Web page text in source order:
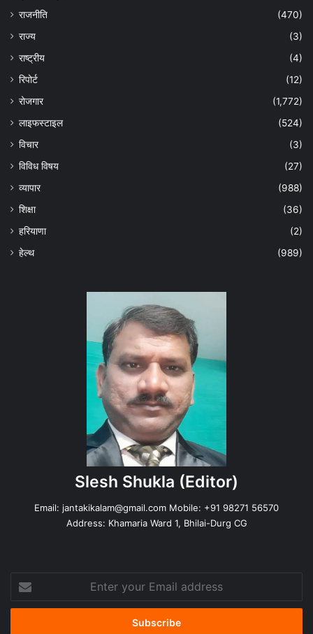
राजनीति
(470)
राज्य
(3)
राष्ट्रीय
(4)
रिपोर्ट
(12)
रोजगार
(1,772)
लाइफस्टाइल
(524)
विचार
(3)
विविध विषय
(27)
व्यापार
(988)
शिक्षा
(36)
हरियाणा
(2)
हेल्‍थ
(989)
Slesh Shukla (Editor)
Email: jantakikalam@gmail.com Mobile: +91 98271 56570
Address: Khamaria Ward 1, Bhilai-Durg CG
your
Email